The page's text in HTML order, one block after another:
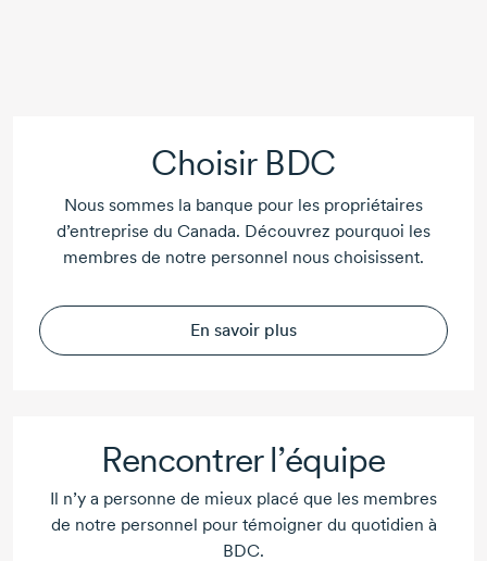
Choisir BDC
Nous sommes la banque pour les propriétaires
d’entreprise du Canada. Découvrez pourquoi les
membres de notre personnel nous choisissent.
En savoir plus
Rencontrer l’équipe
Il n’y a personne de mieux placé que les membres
de notre personnel pour témoigner du quotidien à
BDC.